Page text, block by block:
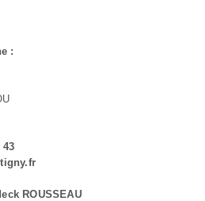
:
43
ROUSSEAU